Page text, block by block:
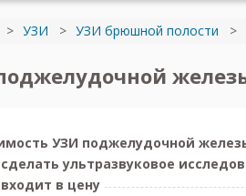
УЗИ УЗИ брюшной полости
УЗИ поджелудочной
ультразвуковое
в цену